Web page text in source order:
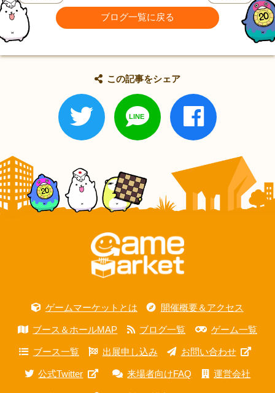
ブログ一覧に戻る
この記事をシェア
ゲームマーケットとは 開催概要＆アクセス
ブース＆ホールMAP ブログ一覧 ゲーム一覧
ブース一覧 出展申し込み お問い合わせ
公式Twitter 来場者向けFAQ 運営会社